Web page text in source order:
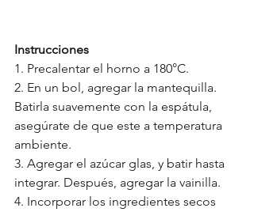
Instrucciones
1. Precalentar el horno a 180°C.
2. En un bol, agregar la mantequilla.
Batirla suavemente con la espátula,
asegúrate de que este a temperatura
ambiente.
3. Agregar el azúcar glas, y batir hasta
integrar. Después, agregar la vainilla.
4. Incorporar los ingredientes secos